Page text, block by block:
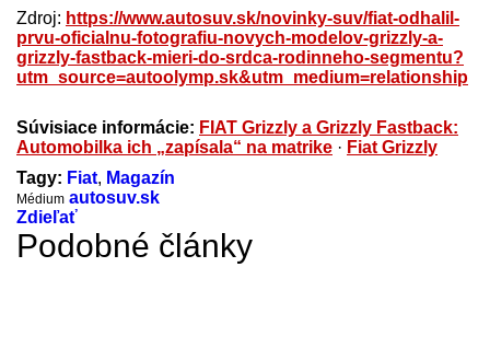
Zdroj: https://www.autosuv.sk/novinky-suv/fiat-odhalil-
prvu-oficialnu-fotografiu-novych-modelov-grizzly-a-
grizzly-fastback-mieri-do-srdca-rodinneho-segmentu?
utm_source=autoolymp.sk&utm_medium=relationship
Súvisiace informácie: FIAT Grizzly a Grizzly Fastback:
Automobilka ich „zapísala“ na matrike · Fiat Grizzly
Tagy: Fiat, Magazín
Médium autosuv.sk
Zdieľať
Podobné články